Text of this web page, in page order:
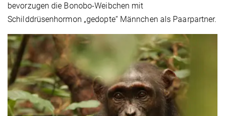
bevorzugen die Bonobo-Weibchen mit
Schilddrüsenhormon „gedopte“ Männchen als Paarpartner.